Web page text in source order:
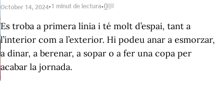
October 14, 2024·1 minut de lectura·0
Es troba a primera línia i té molt d’espai, tant a
l’interior com a l’exterior. Hi podeu anar a esmorzar,
a dinar, a berenar, a sopar o a fer una copa per
acabar la jornada.